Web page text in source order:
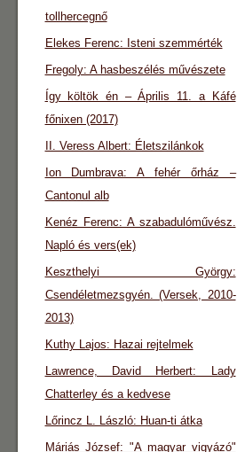
tollhercegnő
Elekes Ferenc: Isteni szemmérték
Fregoly: A hasbeszélés művészete
Így költök én – Április 11. a Káfé
főnixen (2017)
II. Veress Albert: Életszilánkok
Ion Dumbrava: A fehér őrház –
Cantonul alb
Kenéz Ferenc: A szabadulóművész.
Napló és vers(ek)
Keszthelyi György:
Csendéletmezsgyén. (Versek, 2010-
2013)
Kuthy Lajos: Hazai rejtelmek
Lawrence, David Herbert: Lady
Chatterley és a kedvese
Lőrincz L. László: Huan-ti átka
Máriás József: "A magyar vigyázó"